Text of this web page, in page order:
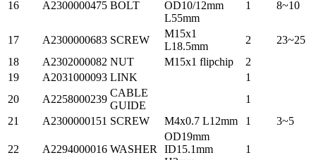
16 A2300000475 BOLT
OD10/12mm
L55mm
1 8~10
17 A2300000683 SCREW
M15x1
L18.5mm
2
23~25
18
A2302000082 NUT M15x1 flipchip
2
19
A2031000093 LINK
1
20
A2258000239
CABLE
GUIDE
1
21
A2300000151 SCREW M4x0.7 L12mm 1 3~5
22 A2294000016 WASHER
OD19mm
ID15.1mm
1